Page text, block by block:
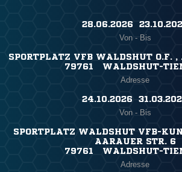
28.06.2026
Von - Bis
SPORTPLATZ VFB WALDSHUT O.F. ,
79761 WALDSHUT-
Adresse
24.10.2026
Von - Bis
SPORTPLATZ WALDSHUT VFB-
AARAUER STR. 6
79761 WALDSHUT-
Adresse